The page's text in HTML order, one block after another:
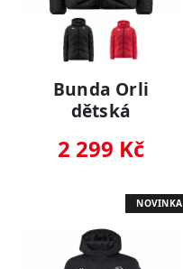
Bunda Orli
dětská
2 299 Kč
NOVINKA